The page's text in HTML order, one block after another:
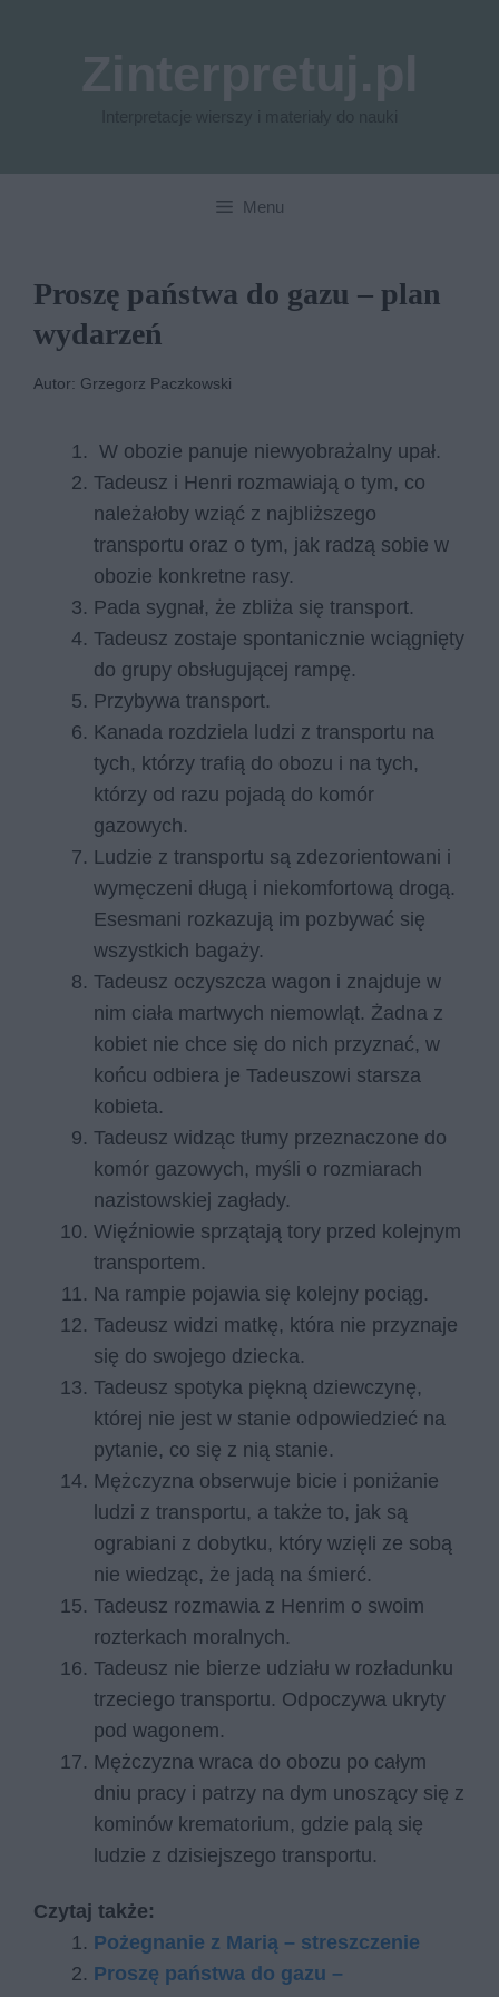
Menu
Proszę państwa do gazu – plan
wydarzeń
Autor: Grzegorz Paczkowski
W obozie panuje niewyobrażalny upał.
Tadeusz i Henri rozmawiają o tym, co
należałoby wziąć z najbliższego
transportu oraz o tym, jak radzą sobie w
obozie konkretne rasy.
Pada sygnał, że zbliża się transport.
Tadeusz zostaje spontanicznie wciągnięty
do grupy obsługującej rampę.
Przybywa transport.
Kanada rozdziela ludzi z transportu na
tych, którzy trafią do obozu i na tych,
którzy od razu pojadą do komór
gazowych.
Ludzie z transportu są zdezorientowani i
wymęczeni długą i niekomfortową drogą.
Esesmani rozkazują im pozbywać się
wszystkich bagaży.
Tadeusz oczyszcza wagon i znajduje w
nim ciała martwych niemowląt. Żadna z
kobiet nie chce się do nich przyznać, w
końcu odbiera je Tadeuszowi starsza
kobieta.
Tadeusz widząc tłumy przeznaczone do
komór gazowych, myśli o rozmiarach
nazistowskiej zagłady.
Więźniowie sprzątają tory przed kolejnym
transportem.
Na rampie pojawia się kolejny pociąg.
Tadeusz widzi matkę, która nie przyznaje
się do swojego dziecka.
Tadeusz spotyka piękną dziewczynę,
której nie jest w stanie odpowiedzieć na
pytanie, co się z nią stanie.
Mężczyzna obserwuje bicie i poniżanie
ludzi z transportu, a także to, jak są
ograbiani z dobytku, który wzięli ze sobą
nie wiedząc, że jadą na śmierć.
Tadeusz rozmawia z Henrim o swoim
rozterkach moralnych.
Tadeusz nie bierze udziału w rozładunku
trzeciego transportu. Odpoczywa ukryty
pod wagonem.
Mężczyzna wraca do obozu po całym
dniu pracy i patrzy na dym unoszący się z
kominów krematorium, gdzie palą się
ludzie z dzisiejszego transportu.
Czytaj także:
Pożegnanie z Marią – streszczenie
Proszę państwa do gazu –